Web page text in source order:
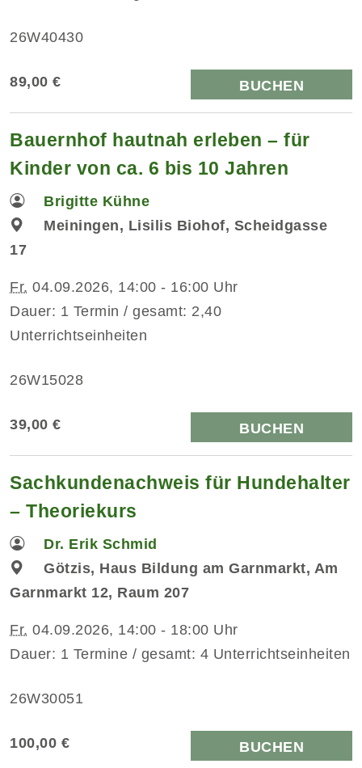
26W40430
89,00 € BUCHEN
Bauernhof hautnah erleben – für
Kinder von ca. 6 bis 10 Jahren
Brigitte Kühne
Meiningen, Lisilis Biohof, Scheidgasse
17
Fr. 04.09.2026, 14:00 - 16:00 Uhr
Dauer: 1 Termin / gesamt: 2,40
Unterrichtseinheiten
26W15028
39,00 € BUCHEN
Sachkundenachweis für Hundehalter
– Theoriekurs
Dr. Erik Schmid
Götzis, Haus Bildung am Garnmarkt, Am
Garnmarkt 12, Raum 207
Fr. 04.09.2026, 14:00 - 18:00 Uhr
Dauer: 1 Termine / gesamt: 4 Unterrichtseinheiten
26W30051
100,00 € BUCHEN